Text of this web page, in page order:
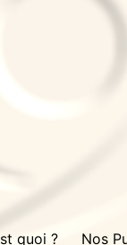
quoi ? Nos